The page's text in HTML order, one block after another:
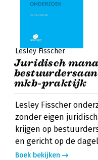
Lesley Fisscher
Juridisch
mkb-praktijk
Lesley Fisscher
zonder eigen
krijgen op
en gericht op de
Boek bekijken